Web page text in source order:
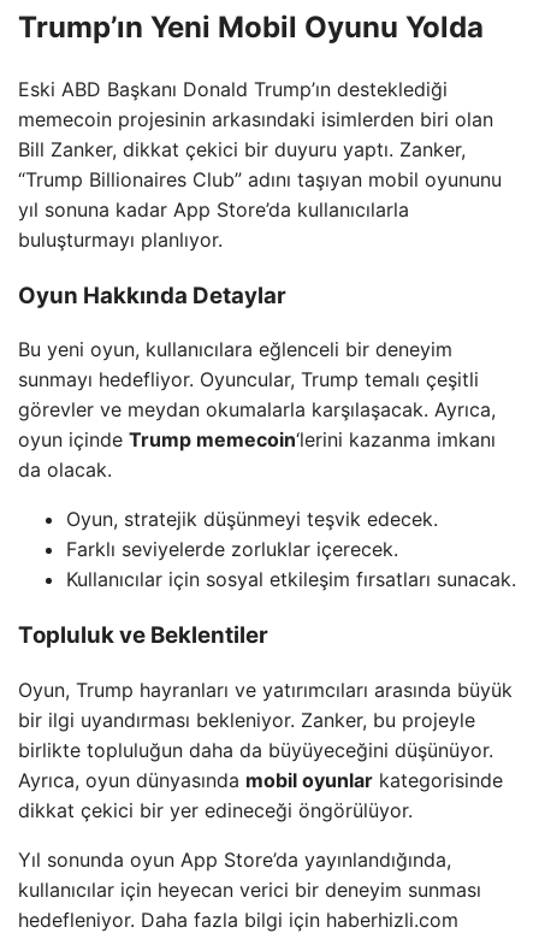
Trump’ın Yeni Mobil Oyunu Yolda
Eski ABD Başkanı Donald Trump’ın desteklediği
memecoin projesinin arkasındaki isimlerden biri olan
Bill Zanker, dikkat çekici bir duyuru yaptı. Zanker,
“Trump Billionaires Club” adını taşıyan mobil oyununu
yıl sonuna kadar App Store’da kullanıcılarla
buluşturmayı planlıyor.
Oyun Hakkında Detaylar
Bu yeni oyun, kullanıcılara eğlenceli bir deneyim
sunmayı hedefliyor. Oyuncular, Trump temalı çeşitli
görevler ve meydan okumalarla karşılaşacak. Ayrıca,
oyun içinde Trump memecoin‘lerini kazanma imkanı
da olacak.
Oyun, stratejik düşünmeyi teşvik edecek.
Farklı seviyelerde zorluklar içerecek.
Kullanıcılar için sosyal etkileşim fırsatları sunacak.
Topluluk ve Beklentiler
Oyun, Trump hayranları ve yatırımcıları arasında büyük
bir ilgi uyandırması bekleniyor. Zanker, bu projeyle
birlikte topluluğun daha da büyüyeceğini düşünüyor.
Ayrıca, oyun dünyasında mobil oyunlar kategorisinde
dikkat çekici bir yer edineceği öngörülüyor.
Yıl sonunda oyun App Store’da yayınlandığında,
kullanıcılar için heyecan verici bir deneyim sunması
hedefleniyor. Daha fazla bilgi için haberhizli.com